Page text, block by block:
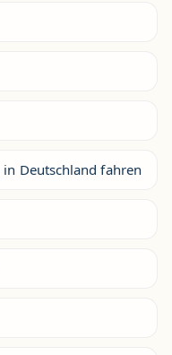
Deutschland fahren